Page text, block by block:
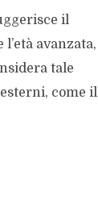
il
avanzata,
tale
come il